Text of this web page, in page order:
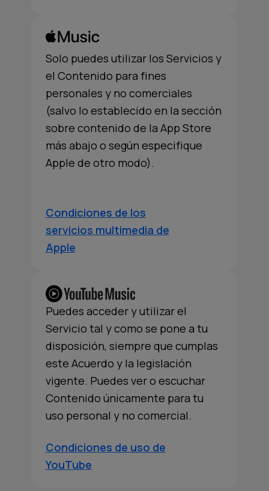
Solo puedes utilizar los Servicios y
el Contenido para fines
personales y no comerciales
(salvo lo establecido en la sección
sobre contenido de la App Store
más abajo o según especifique
Apple de otro modo).
Condiciones de los
servicios multimedia de
Apple
Puedes acceder y utilizar el
Servicio tal y como se pone a tu
disposición, siempre que cumplas
este Acuerdo y la legislación
vigente. Puedes ver o escuchar
Contenido únicamente para tu
uso personal y no comercial.
Condiciones de uso de
YouTube